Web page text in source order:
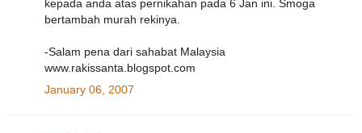
kepada anda atas pernikahan pada 6 Jan ini. Smoga
bertambah murah rekinya.
-Salam pena dari sahabat Malaysia
www.rakissanta.blogspot.com
January 06, 2007